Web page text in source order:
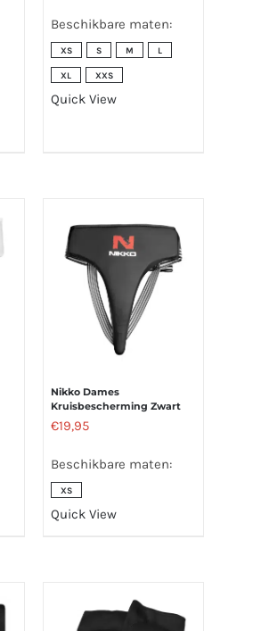
Beschikbare maten:
XS S M L
XL XXS
Quick View
Nikko Dames
Kruisbescherming Zwart
€19,95
Beschikbare maten:
XS
Quick View